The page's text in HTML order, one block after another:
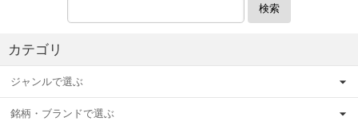
検索
カテゴリ
ジャンルで選ぶ
銘柄・ブランドで選ぶ